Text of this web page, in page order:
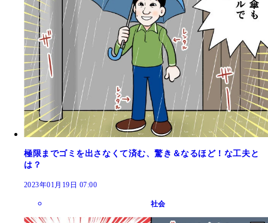
極限までゴミを出さなくて済む、驚き＆なるほど！な工夫と
は？
2023年01月19日 07:00
社会